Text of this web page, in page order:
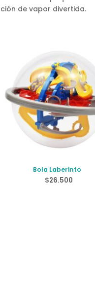
de vapor divertida.
Bola Laberinto
$26.500